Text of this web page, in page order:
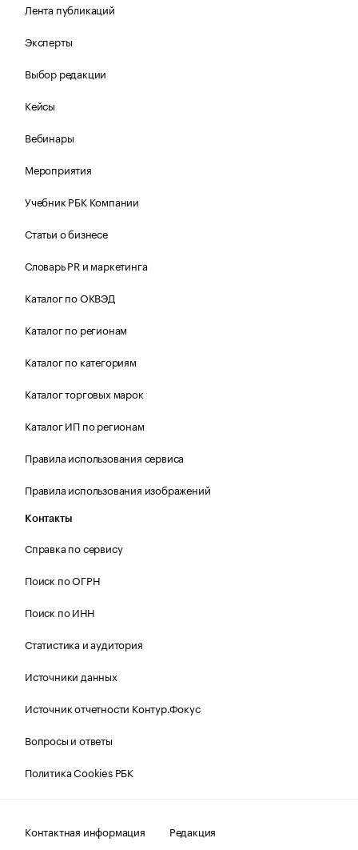
Лента публикаций
Эксперты
Выбор редакции
Кейсы
Вебинары
Мероприятия
Учебник РБК Компании
Статьи о бизнесе
Словарь PR и маркетинга
Каталог по ОКВЭД
Каталог по регионам
Каталог по категориям
Каталог торговых марок
Каталог ИП по регионам
Правила использования сервиса
Правила использования изображений
Контакты
Справка по сервису
Поиск по ОГРН
Поиск по ИНН
Статистика и аудитория
Источники данных
Источник отчетности Контур.Фокус
Вопросы и ответы
Политика Cookies РБК
Контактная информация Редакция